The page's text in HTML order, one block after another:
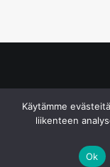
Käytämme
liikenteen
Ok